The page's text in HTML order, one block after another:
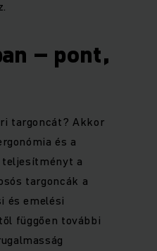
– pont,
targoncát? Akkor
és a
teljesítményt a
targoncák a
és emelési
függően további